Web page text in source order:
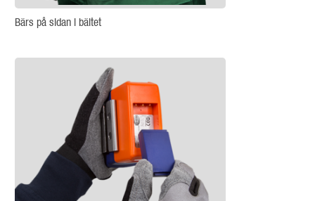
Bärs på sidan i bältet